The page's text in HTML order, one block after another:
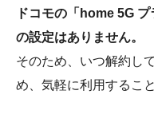
ドコモの「home 5G
の設定はありません。
そのため、いつ解約し
め、気軽に利用するこ